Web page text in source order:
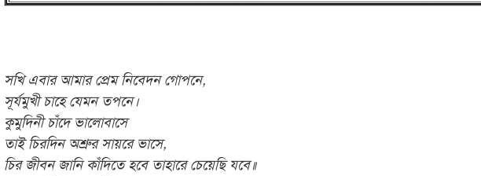
সখি এবার আমার প্রেম নিবেদন গোপনে,
সূর্যমুখী চাহে যেমন তপনে।
কুমুদিনী চাঁদে ভালোবাসে
তাই চিরদিন অশ্রুর সায়রে ভাসে,
চির জীবন জানি কাঁদিতে হবে তাহারে চেয়েছি যবে॥